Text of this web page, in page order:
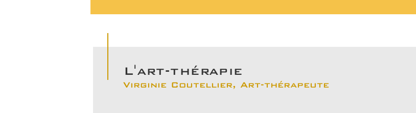
L'art-thérapie
Virginie Coutellier, Art-thérapeute